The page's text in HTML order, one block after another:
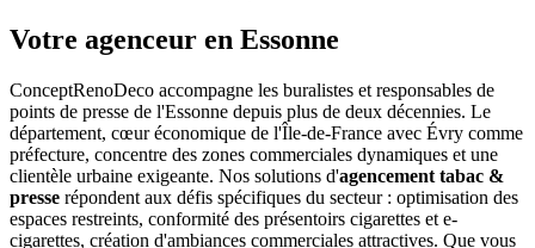
Votre agenceur en Essonne
ConceptRenoDeco accompagne les buralistes et responsables de
points de presse de l'Essonne depuis plus de deux décennies. Le
département, cœur économique de l'Île-de-France avec Évry comme
préfecture, concentre des zones commerciales dynamiques et une
clientèle urbaine exigeante. Nos solutions d'agencement tabac &
presse répondent aux défis spécifiques du secteur : optimisation des
espaces restreints, conformité des présentoirs cigarettes et e-
cigarettes, création d'ambiances commerciales attractives. Que vous